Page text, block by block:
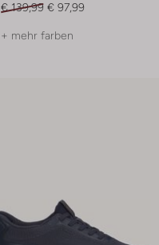
€ 139,99 € 97,99
+ mehr farben